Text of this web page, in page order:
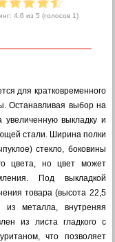
4.6 из 5 (голосов 1)
для кратковременного
Останавливая выбор на
выкладку и
стали. Ширина полки
стекло, боковины
цвета, но цвет может
Под выкладкой
товара (высота 22,5
металла, внутреняя
из листа гладкого с
что позволяет